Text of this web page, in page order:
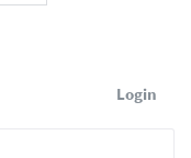
Login